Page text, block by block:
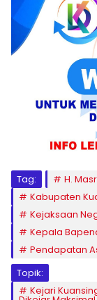
Tag:
H.
Kabupaten
Kejaksaan
Kepala
Pendapatan
Topik:
Kejari